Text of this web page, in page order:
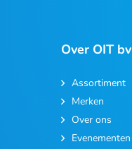
Over OIT bv
Assortiment
Merken
Over ons
Evenementen